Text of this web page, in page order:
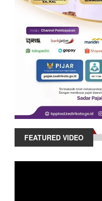
FEATURED VIDEO